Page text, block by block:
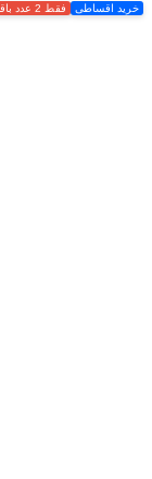
خرید اقساطی فقط 2 عدد باقی مانده!